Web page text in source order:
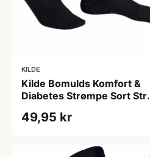
KILDE
Kilde Bomulds Komfort &
Diabetes Strømpe Sort Str.
49,95 kr